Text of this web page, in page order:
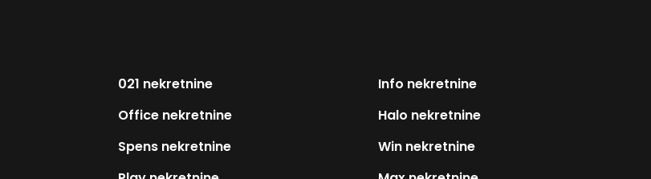
021 nekretnine
Info nekretnine
Office nekretnine
Halo nekretnine
Spens nekretnine
Win nekretnine